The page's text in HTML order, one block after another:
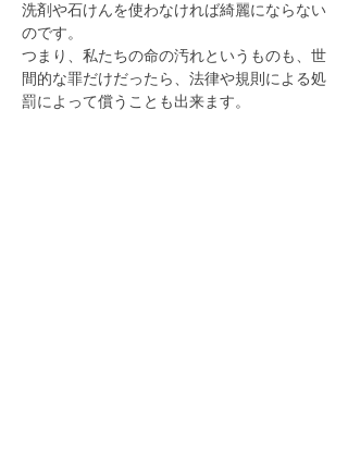
洗剤や石けんを使わなければ綺麗にならない
のです。
つまり、私たちの命の汚れというものも、世
間的な罪だけだったら、法律や規則による処
罰によって償うことも出来ます。